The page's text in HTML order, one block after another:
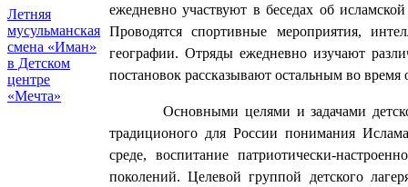
Летняя
мусульманская
смена «Иман»
в Детском
центре
«Мечта»
ежедневно участвуют в беседах об
Проводятся спортивные мероприятия,
географии. Отряды ежедневно изучают
постановок рассказывают остальным во
Основными целями и задачами детского
традиционого для России понимания
среде, воспитание патриотически-
поколений. Целевой группой детского